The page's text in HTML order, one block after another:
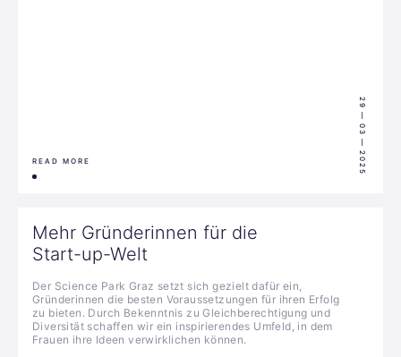
READ MORE 29 — 03 — 2025
Mehr Gründerinnen für die
Start-up-Welt
Der Science Park Graz setzt sich gezielt dafür ein,
Gründerinnen die besten Voraussetzungen für ihren Erfolg
zu bieten. Durch Bekenntnis zu Gleichberechtigung und
Diversität schaffen wir ein inspirierendes Umfeld, in dem
Frauen ihre Ideen verwirklichen können.